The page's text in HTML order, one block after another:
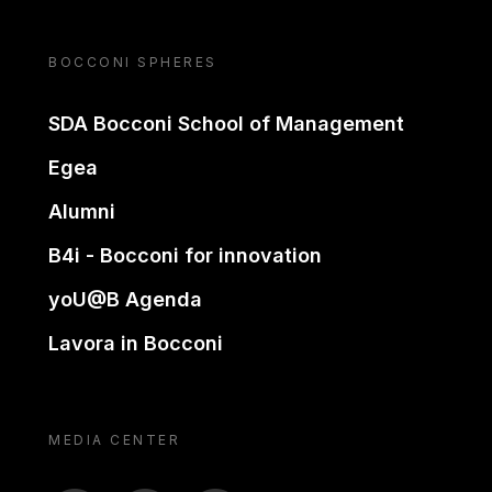
BOCCONI SPHERES
SDA Bocconi School of Management
Egea
Alumni
B4i - Bocconi for innovation
yoU@B Agenda
Lavora in Bocconi
MEDIA CENTER